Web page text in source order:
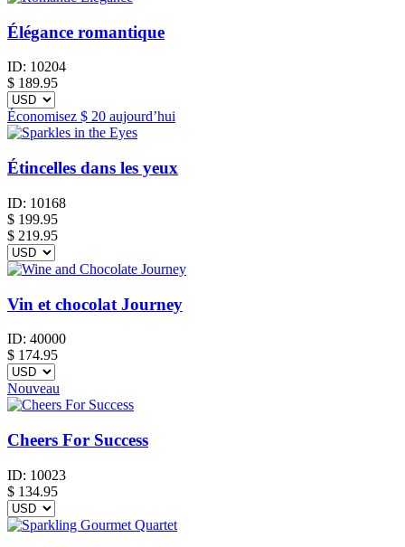
Élégance romantique
ID: 10204
$ 189.95
Économisez $ 20 aujourd’hui
Étincelles dans les yeux
ID: 10168
$ 199.95
$ 219.95
Vin et chocolat Journey
ID: 40000
$ 174.95
Nouveau
Cheers For Success
ID: 10023
$ 134.95